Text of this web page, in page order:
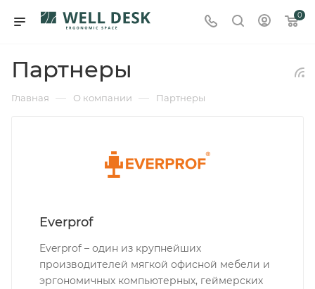
0
Партнеры
Главная — О компании — Партнеры
Everprof
Everprof – один из крупнейших
производителей мягкой офисной мебели и
эргономичных компьютерных, геймерских